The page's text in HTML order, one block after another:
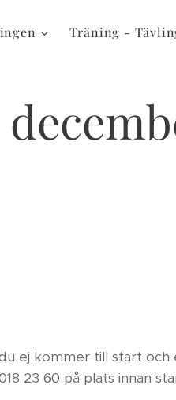
Träning -
ej kommer till start och
23 60 på plats innan